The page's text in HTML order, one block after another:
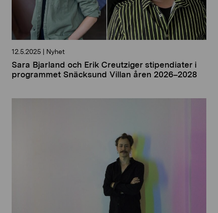
12.5.2025 | Nyhet
Sara Bjarland och Erik Creutziger stipendiater i
programmet Snäcksund Villan åren 2026–2028